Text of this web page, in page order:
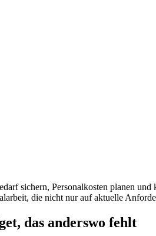
sichern, Personalkosten planen
die nicht nur auf aktuelle
das anderswo fehlt